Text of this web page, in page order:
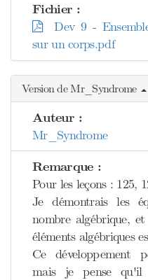
Fichier :
Dev 9 - Ensemble
sur un corps.pdf
Version de Mr_Syndrome
Auteur :
Mr_Syndrome
Remarque :
Pour les leçons : 125,
Je démontrais les
nombre algébrique,
éléments algébriques
Ce développement
mais je pense